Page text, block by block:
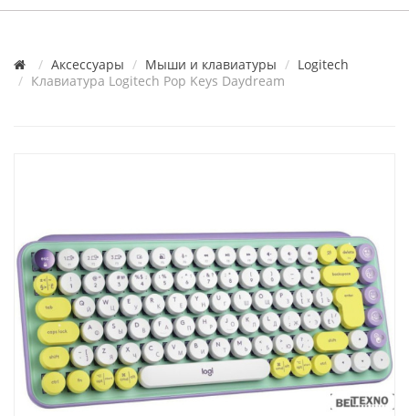
Аксессуары Мыши и клавиатуры
Logitech
Клавиатура Logitech Pop Keys Daydream